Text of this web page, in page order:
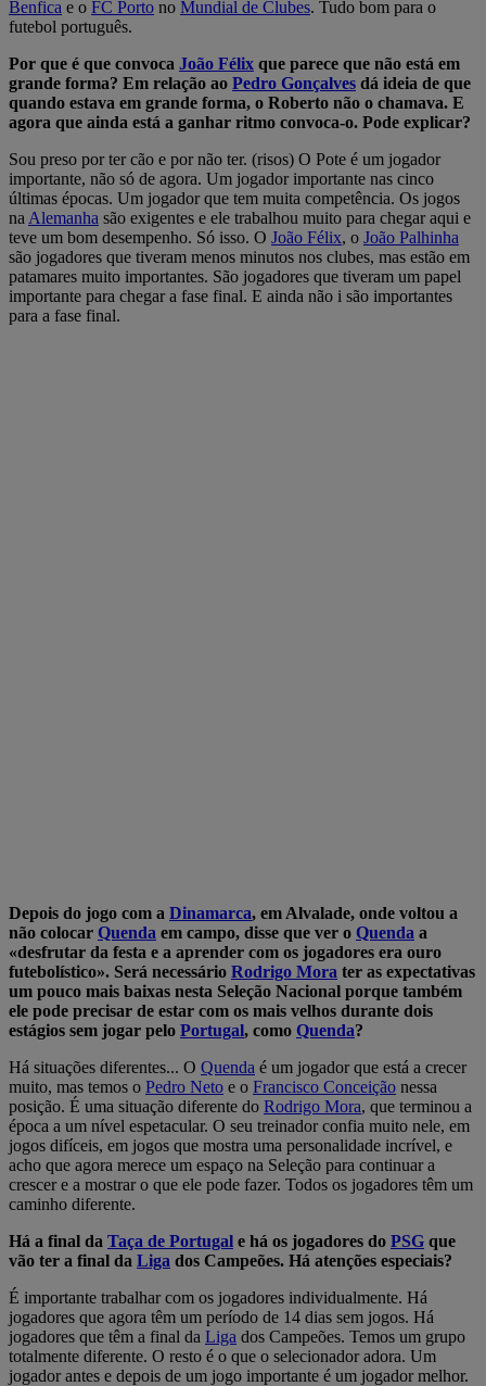
Benfica e o FC Porto no Mundial de Clubes. Tudo bom para o
futebol português.
Por que é que convoca João Félix que parece que não está em
grande forma? Em relação ao Pedro Gonçalves dá ideia de que
quando estava em grande forma, o Roberto não o chamava. E
agora que ainda está a ganhar ritmo convoca-o. Pode explicar?
Sou preso por ter cão e por não ter. (risos) O Pote é um jogador
importante, não só de agora. Um jogador importante nas cinco
últimas épocas. Um jogador que tem muita competência. Os jogos
na Alemanha são exigentes e ele trabalhou muito para chegar aqui e
teve um bom desempenho. Só isso. O João Félix, o João Palhinha
são jogadores que tiveram menos minutos nos clubes, mas estão em
patamares muito importantes. São jogadores que tiveram um papel
importante para chegar a fase final. E ainda não i são importantes
para a fase final.
Depois do jogo com a Dinamarca, em Alvalade, onde voltou a
não colocar Quenda em campo, disse que ver o Quenda a
«desfrutar da festa e a aprender com os jogadores era ouro
futebolístico». Será necessário Rodrigo Mora ter as expectativas
um pouco mais baixas nesta Seleção Nacional porque também
ele pode precisar de estar com os mais velhos durante dois
estágios sem jogar pelo Portugal, como Quenda?
Há situações diferentes... O Quenda é um jogador que está a crecer
muito, mas temos o Pedro Neto e o Francisco Conceição nessa
posição. É uma situação diferente do Rodrigo Mora, que terminou a
época a um nível espetacular. O seu treinador confia muito nele, em
jogos difíceis, em jogos que mostra uma personalidade incrível, e
acho que agora merece um espaço na Seleção para continuar a
crescer e a mostrar o que ele pode fazer. Todos os jogadores têm um
caminho diferente.
Há a final da Taça de Portugal e há os jogadores do PSG que
vão ter a final da Liga dos Campeões. Há atenções especiais?
É importante trabalhar com os jogadores individualmente. Há
jogadores que agora têm um período de 14 dias sem jogos. Há
jogadores que têm a final da Liga dos Campeões. Temos um grupo
totalmente diferente. O resto é o que o selecionador adora. Um
jogador antes e depois de um jogo importante é um jogador melhor.